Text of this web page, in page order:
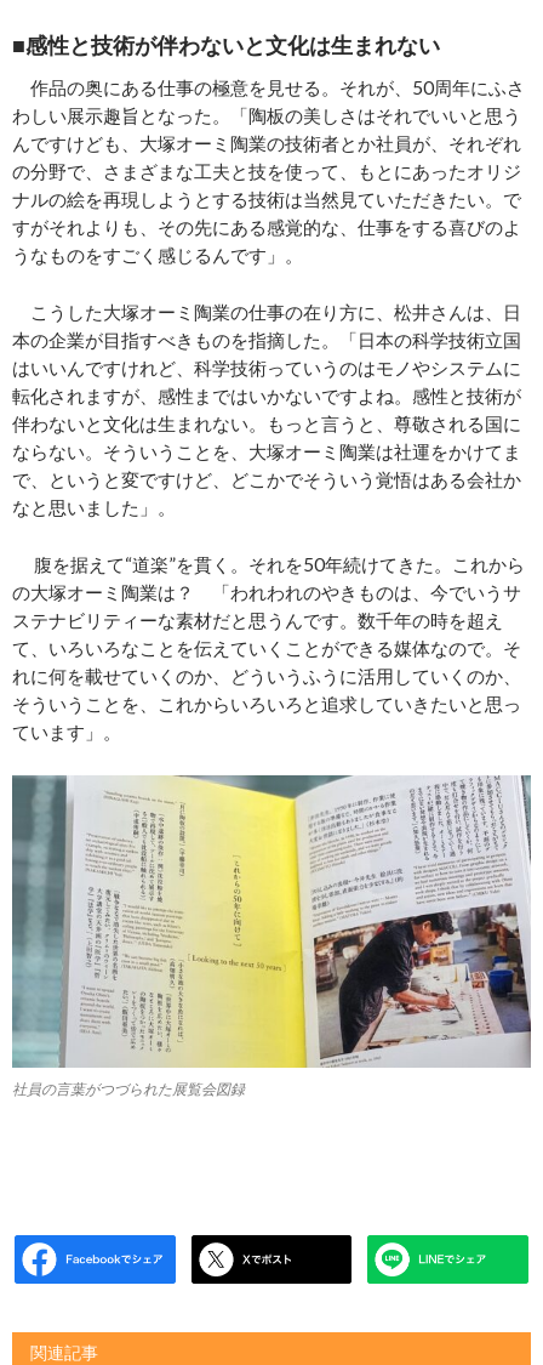
■感性と技術が伴わないと文化は生まれない
作品の奥にある仕事の極意を見せる。それが、50周年にふさ
わしい展示趣旨となった。「陶板の美しさはそれでいいと思う
んですけども、大塚オーミ陶業の技術者とか社員が、それぞれ
の分野で、さまざまな工夫と技を使って、もとにあったオリジ
ナルの絵を再現しようとする技術は当然見ていただきたい。で
すがそれよりも、その先にある感覚的な、仕事をする喜びのよ
うなものをすごく感じるんです」。
こうした大塚オーミ陶業の仕事の在り方に、松井さんは、日
本の企業が目指すべきものを指摘した。「日本の科学技術立国
はいいんですけれど、科学技術っていうのはモノやシステムに
転化されますが、感性まではいかないですよね。感性と技術が
伴わないと文化は生まれない。もっと言うと、尊敬される国に
ならない。そういうことを、大塚オーミ陶業は社運をかけてま
で、というと変ですけど、どこかでそういう覚悟はある会社か
なと思いました」。
腹を据えて“道楽”を貫く。それを50年続けてきた。これから
の大塚オーミ陶業は？ 「われわれのやきものは、今でいうサ
ステナビリティーな素材だと思うんです。数千年の時を超え
て、いろいろなことを伝えていくことができる媒体なので。そ
れに何を載せていくのか、どういうふうに活用していくのか、
そういうことを、これからいろいろと追求していきたいと思っ
ています」。
社員の言葉がつづられた展覧会図録
関連記事